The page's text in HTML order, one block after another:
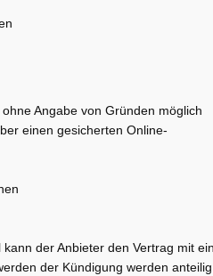
Angabe von Gründen möglich
einen gesicherten Online-
der Anbieter den Vertrag mit
der Kündigung werden